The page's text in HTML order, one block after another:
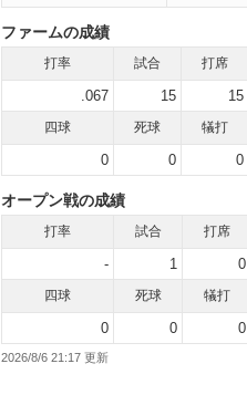
ファームの成績
打率 試合 打席
.067 15 15
四球 死球 犠打
0 0 0
オープン戦の成績
打率 試合 打席
- 1 0
四球 死球 犠打
0 0 0
2026/8/6 21:17